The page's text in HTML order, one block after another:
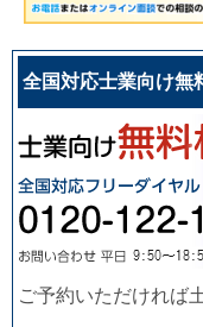
全国対応士業向け無
ご予約いただければ